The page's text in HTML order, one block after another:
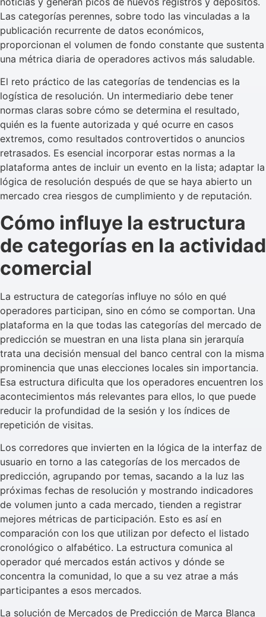
Las categorías perennes, sobre todo las vinculadas a la
publicación recurrente de datos económicos,
proporcionan el volumen de fondo constante que sustenta
una métrica diaria de operadores activos más saludable.
El reto práctico de las categorías de tendencias es la
logística de resolución. Un intermediario debe tener
normas claras sobre cómo se determina el resultado,
quién es la fuente autorizada y qué ocurre en casos
extremos, como resultados controvertidos o anuncios
retrasados. Es esencial incorporar estas normas a la
plataforma antes de incluir un evento en la lista; adaptar la
lógica de resolución después de que se haya abierto un
mercado crea riesgos de cumplimiento y de reputación.
Cómo influye la estructura
de categorías en la actividad
comercial
La estructura de categorías influye no sólo en qué
operadores participan, sino en cómo se comportan. Una
plataforma en la que todas las categorías del mercado de
predicción se muestran en una lista plana sin jerarquía
trata una decisión mensual del banco central con la misma
prominencia que unas elecciones locales sin importancia.
Esa estructura dificulta que los operadores encuentren los
acontecimientos más relevantes para ellos, lo que puede
reducir la profundidad de la sesión y los índices de
repetición de visitas.
Los corredores que invierten en la lógica de la interfaz de
usuario en torno a las categorías de los mercados de
predicción, agrupando por temas, sacando a la luz las
próximas fechas de resolución y mostrando indicadores
de volumen junto a cada mercado, tienden a registrar
mejores métricas de participación. Esto es así en
comparación con los que utilizan por defecto el listado
cronológico o alfabético. La estructura comunica al
operador qué mercados están activos y dónde se
concentra la comunidad, lo que a su vez atrae a más
participantes a esos mercados.
La solución de Mercados de Predicción de Marca Blanca